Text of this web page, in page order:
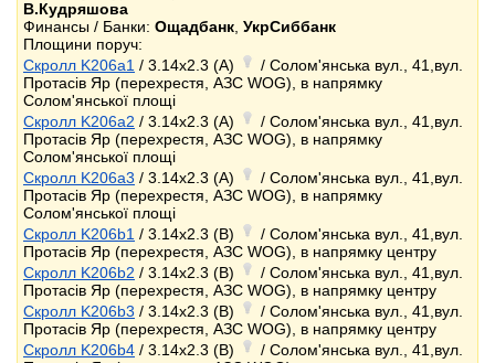
В.Кудряшова
Финансы / Банки: Ощадбанк УкрСиббанк
Площини поруч:
Скролл K206a1 / 3.14x2.3 (A)
/ Солом'янська вул., 41,вул.
Протасів Яр (перехрестя, АЗС WOG), в напрямку
Солом'янської площі
Скролл K206a2 / 3.14x2.3 (A)
/ Солом'янська вул., 41,вул.
Протасів Яр (перехрестя, АЗС WOG), в напрямку
Солом'янської площі
Скролл K206a3 / 3.14x2.3 (A)
/ Солом'янська вул., 41,вул.
Протасів Яр (перехрестя, АЗС WOG), в напрямку
Солом'янської площі
Скролл K206b1 / 3.14x2.3 (B)
/ Солом'янська вул., 41,вул.
Протасів Яр (перехрестя, АЗС WOG), в напрямку центру
Скролл K206b2 / 3.14x2.3 (B)
/ Солом'янська вул., 41,вул.
Протасів Яр (перехрестя, АЗС WOG), в напрямку центру
Скролл K206b3 / 3.14x2.3 (B)
/ Солом'янська вул., 41,вул.
Протасів Яр (перехрестя, АЗС WOG), в напрямку центру
Скролл K206b4 / 3.14x2.3 (B)
/ Солом'янська вул., 41,вул.